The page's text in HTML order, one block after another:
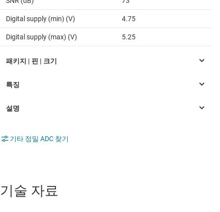
Digital supply (min) (V) 4.75
Digital supply (max) (V) 5.25
기타 정밀 ADC 찾기
기술 자료